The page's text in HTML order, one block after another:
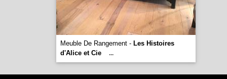
Meuble De Rangement - Les Histoires
d'Alice et Cie
...